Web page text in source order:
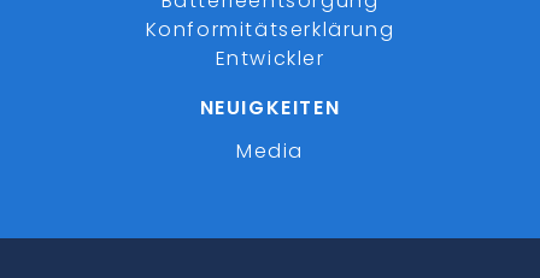
Konformitätserklärung
Entwickler
NEUIGKEITEN
Media